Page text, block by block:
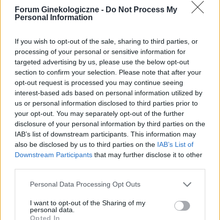
Forum Ginekologiczne - Do Not Process My
Personal Information
If you wish to opt-out of the sale, sharing to third parties, or
processing of your personal or sensitive information for
targeted advertising by us, please use the below opt-out
section to confirm your selection. Please note that after your
opt-out request is processed you may continue seeing
interest-based ads based on personal information utilized by
us or personal information disclosed to third parties prior to
your opt-out. You may separately opt-out of the further
disclosure of your personal information by third parties on the
IAB’s list of downstream participants. This information may
also be disclosed by us to third parties on the IAB’s List of
Downstream Participants that may further disclose it to other
Personal Data Processing Opt Outs
I want to opt-out of the Sharing of my
personal data.
Opted In
tabletek anty razem z ellaone. Później nie brałam
przez 5 dni i miałam w tym czasie okres. Po
ciążowy i jedna kreska. Jestem teraz na 5
tabletce antykoncepcyjnej a wczoraj odbyłam
stosunek bez zabezpieczenia. Moje pytanie
brzmi, czy powinnam przez ten czas 7 dni robić
to tylko z zabezpieczaniem? Czy jestem teraz
bezpieczna od ciąży? Czy może wymagane jest
w tym przypadku ponowne przyjęcie tabletki
dzień po
można brak tabletki antykoncepcyjne?
Forum: Antykoncepcja
gość
Krwawienie
Cześć. Chciałam się poradzić bo mój problem
trwa już pół roku . Pół roku temu zaczęłam
plamić dodam że od 3 lat biorę tabletki
antykoncepcyjne ( vibin )Gdy zaczęłam plamić a
miesiączek można powiedzieć że nie miałam już
w ogóle bo moje plamienia trwają np kilka dni
Forum:Antykoncepcja